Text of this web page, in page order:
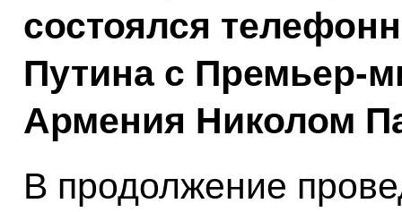
состоялся
Путина с Премьер-
Армения Николом
В продолжение